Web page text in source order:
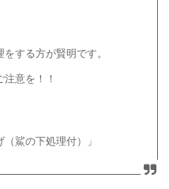
する方が賢明です。
意を！！
鯊の下処理付）」